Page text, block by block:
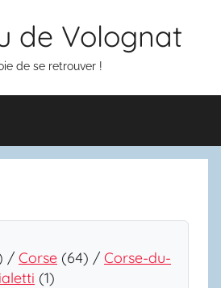
de Volognat
de se retrouver !
/ Corse (64) / Corse-du-
(1)